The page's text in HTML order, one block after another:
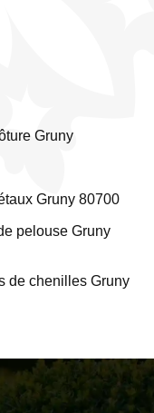
Gruny
Gruny 80700
pelouse Gruny
de chenilles Gruny